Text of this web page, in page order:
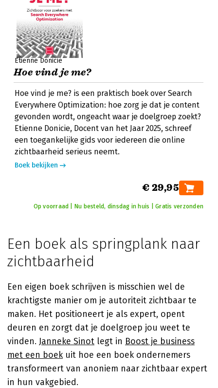
Etienne Donicie
Hoe vind je me?
Hoe vind je me? is een praktisch boek over Search
Everywhere Optimization: hoe zorg je dat je content
gevonden wordt, ongeacht waar je doelgroep zoekt?
Etienne Donicie, Docent van het Jaar 2025, schreef
een toegankelijke gids voor iedereen die online
zichtbaarheid serieus neemt.
Boek bekijken
€ 29,95
Op voorraad | Nu besteld, dinsdag in huis | Gratis verzonden
Een boek als springplank naar
zichtbaarheid
Een eigen boek schrijven is misschien wel de
krachtigste manier om je autoriteit zichtbaar te
maken. Het positioneert je als expert, opent
deuren en zorgt dat je doelgroep jou weet te
vinden. Janneke Sinot legt in Boost je business
met een boekuit hoe een boek ondernemers
transformeert van anoniem naar zichtbaar expert
in hun vakgebied.